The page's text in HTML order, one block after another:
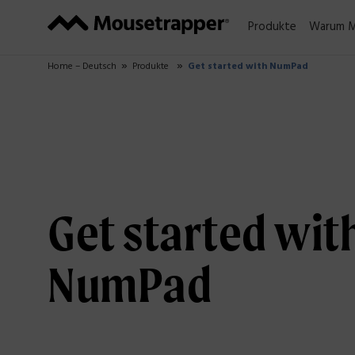
Produkte Warum
Home – Deutsch Produkte Get started with NumPad
Get started
NumPad